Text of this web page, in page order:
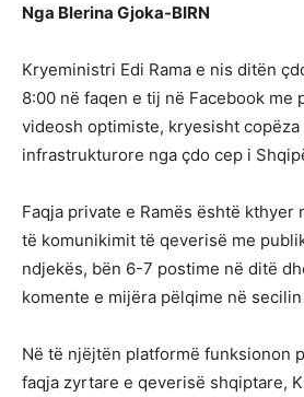
Nga Blerina Gjoka-BIRN
Kryeministri Edi Rama e nis ditën
8:00 në faqen e tij në Facebook me
videosh optimiste, kryesisht
infrastrukturore nga çdo cep i
Faqja private e Ramës është kthyer
të komunikimit të qeverisë me
ndjekës, bën 6-7 postime në ditë
komente e mijëra pëlqime në
Në të njëjtën platformë funksionon
faqja zyrtare e qeverisë shqiptare,